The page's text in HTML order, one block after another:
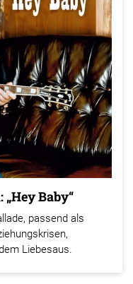
Baby“
passend als
Liebesaus.